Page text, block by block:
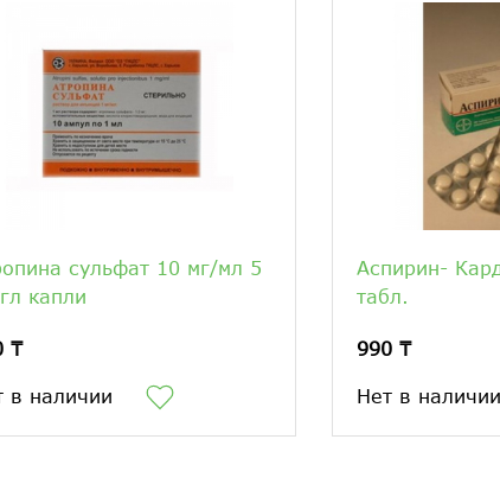
сульфат 10 мг/мл 5
капли
₸
в наличии
Аспирин-
табл.
990 ₸
Нет в наличии